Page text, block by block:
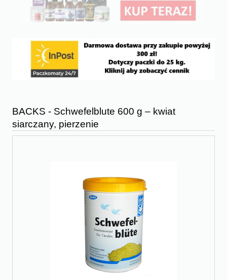
BACKS - Schwefelblute 600 g – kwiat
siarczany, pierzenie